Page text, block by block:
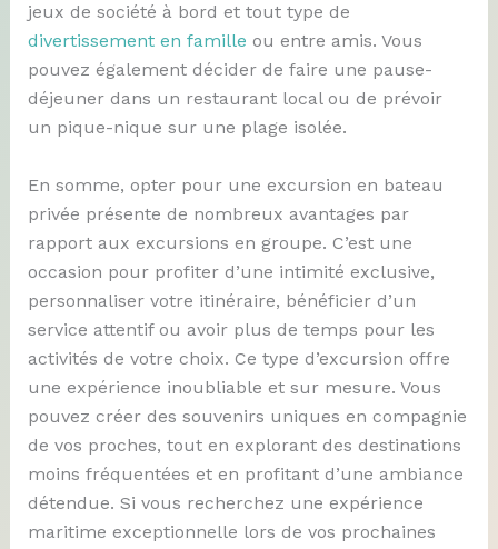
jeux de société à bord et tout type de
divertissement en famille ou entre amis. Vous
pouvez également décider de faire une pause-
déjeuner dans un restaurant local ou de prévoir
un pique-nique sur une plage isolée.
En somme, opter pour une excursion en bateau
privée présente de nombreux avantages par
rapport aux excursions en groupe. C’est une
occasion pour profiter d’une intimité exclusive,
personnaliser votre itinéraire, bénéficier d’un
service attentif ou avoir plus de temps pour les
activités de votre choix. Ce type d’excursion offre
une expérience inoubliable et sur mesure. Vous
pouvez créer des souvenirs uniques en compagnie
de vos proches, tout en explorant des destinations
moins fréquentées et en profitant d’une ambiance
détendue. Si vous recherchez une expérience
maritime exceptionnelle lors de vos prochaines